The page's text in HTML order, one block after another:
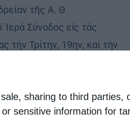
sharing to third parties,
sensitive information for
τῆς Α. Θ.
Ἱερά Σύνοδος εἰς τάς
τήν Τρίτην, 19ην, καί τήν